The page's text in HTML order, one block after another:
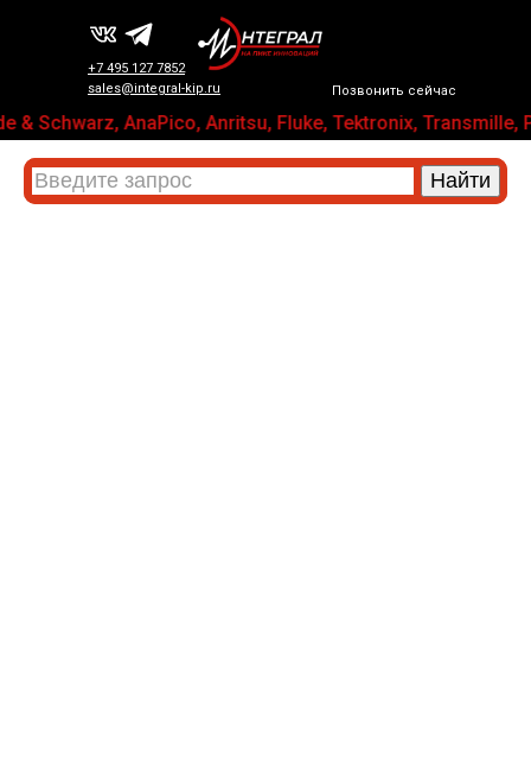
Позвонить сейчас
+7 495 127 7852
sales@integral-kip.ru
Schwarz, AnaPico, Anritsu, Fluke, Tektronix, Transmille,